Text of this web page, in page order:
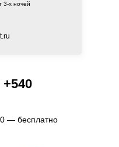
3-х ночей
— бесплатно